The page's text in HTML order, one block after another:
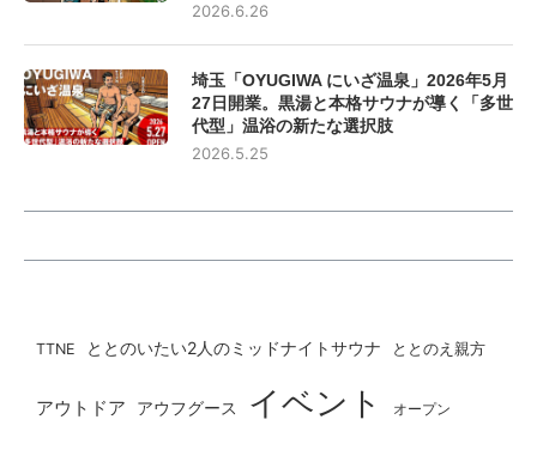
2026.6.26
埼玉「OYUGIWA にいざ温泉」2026年5月
27日開業。黒湯と本格サウナが導く「多世
代型」温浴の新たな選択肢
2026.5.25
TTNE ととのいたい2人のミッドナイトサウナ ととのえ親方
アウトドア アウフグース イベント オープン